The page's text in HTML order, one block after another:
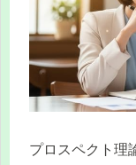
プロスペクト理